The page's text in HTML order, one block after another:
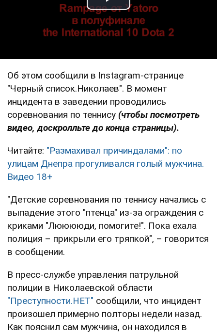
Play Video
Об этом сообщили в Instagram-странице
"Черный список.Николаев". В момент
инцидента в заведении проводились
соревнования по теннису (чтобы посмотреть
видео, доскролльте до конца страницы).
Читайте: "Размахивал причиндалами": по
улицам Днепра прогуливался голый мужчина.
Видео 18+
"Детские соревнования по теннису начались с
выпадение этого "птенца" из-за ограждения с
криками "Лююююди, помогите!". Пока ехала
полиция – прикрыли его тряпкой", – говорится
в сообщении.
В пресс-службе управления патрульной
полиции в Николаевской области
"Преступности.НЕТ" сообщили, что инцидент
произошел примерно полторы недели назад.
Как пояснил сам мужчина, он находился в